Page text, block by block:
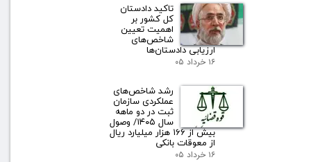
تاکید دادستان
کل کشور بر
اهمیت تعیین
شاخص‌های
ارزیابی دادستان‌ها
۱۶ خرداد ۰۵
رشد شاخص‌های
عملکردی سازمان
ثبت در دو ماهه
سال ۱۴۰۵/ وصول
بیش از ۱۶۶ هزار میلیارد ریال
از معوقات بانکی
۱۶ خرداد ۰۵